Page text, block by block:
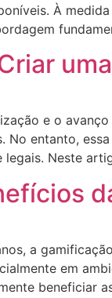
À
e o
No entanto,
legais. Neste
a
em
beneficiar